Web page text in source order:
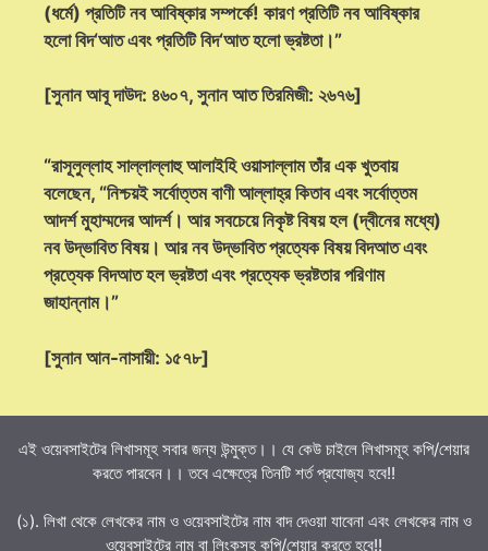
(ধর্মে) প্রতিটি নব আবিষ্কার সম্পর্কে! কারণ প্রতিটি নব আবিষ্কার
হলো বিদ‘আত এবং প্রতিটি বিদ‘আত হলো ভ্রষ্টতা।”
[সুনান আবূ দাউদ: ৪৬০৭, সুনান আত তিরমিজী: ২৬৭৬]
“রাসূলুল্লাহ সাল্লাল্লাহু আলাইহি ওয়াসাল্লাম তাঁর এক খুতবায়
বলেছেন, “নিশ্চয়ই সর্বোত্তম বাণী আল্লাহ্‌র কিতাব এবং সর্বোত্তম
আদর্শ মুহাম্মদের আদর্শ। আর সবচেয়ে নিকৃষ্ট বিষয় হল (দ্বীনের মধ্যে)
নব উদ্ভাবিত বিষয়। আর নব উদ্ভাবিত প্রত্যেক বিষয় বিদআত এবং
প্রত্যেক বিদআত হল ভ্রষ্টতা এবং প্রত্যেক ভ্রষ্টতার পরিণাম
জাহান্নাম।”
[সুনান আন-নাসায়ী: ১৫৭৮]
এই ওয়েবসাইটের লিখাসমূহ সবার জন্য উন্মুক্ত।। যে কেউ চাইলে লিখাসমূহ কপি/শেয়ার
করতে পারবেন।। তবে এক্ষেত্রে তিনটি শর্ত প্রযোজ্য হবে!!
(১). লিখা থেকে লেখকের নাম ও ওয়েবসাইটের নাম বাদ দেওয়া যাবেনা এবং লেখকের নাম ও
ওয়েবসাইটের নাম বা লিংকসহ কপি/শেয়ার করতে হবে!!